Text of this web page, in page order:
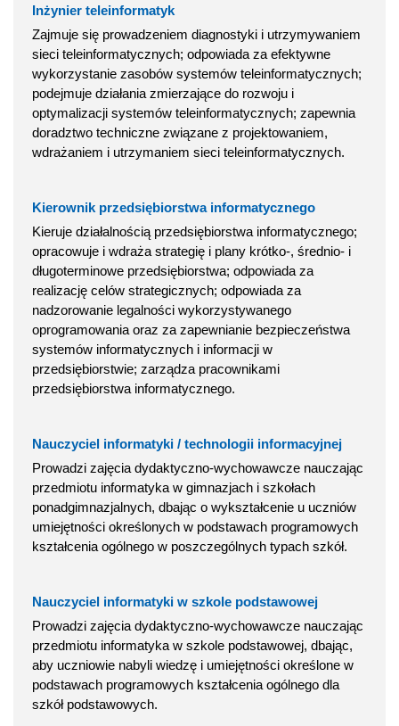
Inżynier teleinformatyk
Zajmuje się prowadzeniem diagnostyki i utrzymywaniem
sieci teleinformatycznych; odpowiada za efektywne
wykorzystanie zasobów systemów teleinformatycznych;
podejmuje działania zmierzające do rozwoju i
optymalizacji systemów teleinformatycznych; zapewnia
doradztwo techniczne związane z projektowaniem,
wdrażaniem i utrzymaniem sieci teleinformatycznych.
Kierownik przedsiębiorstwa informatycznego
Kieruje działalnością przedsiębiorstwa informatycznego;
opracowuje i wdraża strategię i plany krótko-, średnio- i
długoterminowe przedsiębiorstwa; odpowiada za
realizację celów strategicznych; odpowiada za
nadzorowanie legalności wykorzystywanego
oprogramowania oraz za zapewnianie bezpieczeństwa
systemów informatycznych i informacji w
przedsiębiorstwie; zarządza pracownikami
przedsiębiorstwa informatycznego.
Nauczyciel informatyki / technologii informacyjnej
Prowadzi zajęcia dydaktyczno-wychowawcze nauczając
przedmiotu informatyka w gimnazjach i szkołach
ponadgimnazjalnych, dbając o wykształcenie u uczniów
umiejętności określonych w podstawach programowych
kształcenia ogólnego w poszczególnych typach szkół.
Nauczyciel informatyki w szkole podstawowej
Prowadzi zajęcia dydaktyczno-wychowawcze nauczając
przedmiotu informatyka w szkole podstawowej, dbając,
aby uczniowie nabyli wiedzę i umiejętności określone w
podstawach programowych kształcenia ogólnego dla
szkół podstawowych.